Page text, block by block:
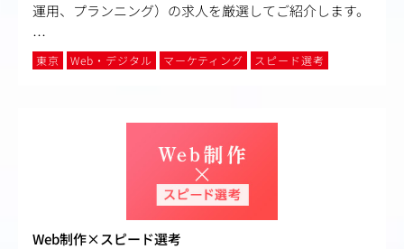
運用、プランニング）の求人を厳選してご紹介します。
…
東京 Web・デジタル マーケティング スピード選考
Web制作×スピード選考